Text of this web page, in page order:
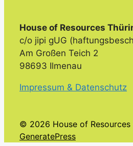
House of Resources
c/o jipi gUG
Am Großen Teich 2
98693 Ilmenau
Impressum & Datenschutz
© 2026 House of Resources
GeneratePress